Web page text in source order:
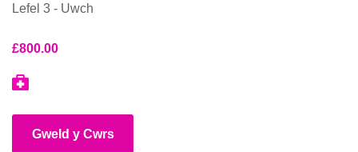
Lefel 3 - Uwch
£800.00
Gweld y Cwrs